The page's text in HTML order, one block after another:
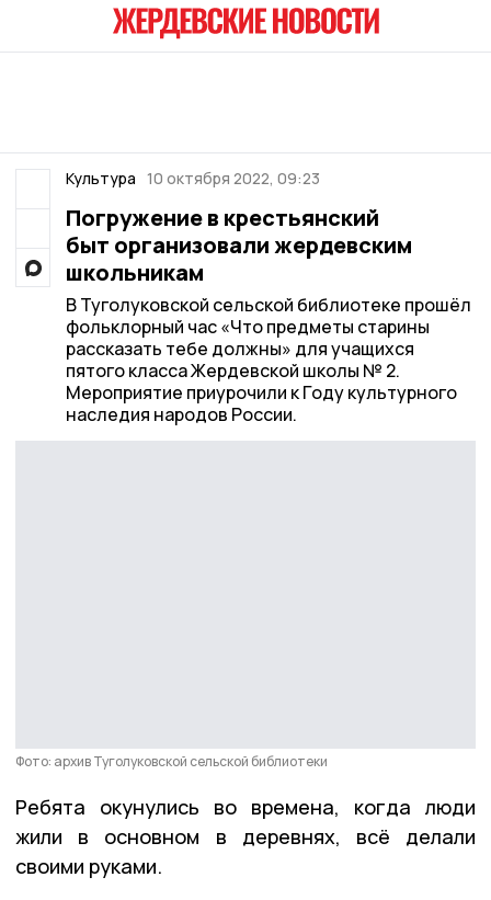
Культура 10 октября 2022, 09:23
Погружение в крестьянский
быт организовали жердевским
школьникам
В Туголуковской сельской библиотеке прошёл
фольклорный час «Что предметы старины
рассказать тебе должны» для учащихся
пятого класса Жердевской школы № 2.
Мероприятие приурочили к Году культурного
наследия народов России.
Фото: архив Туголуковской сельской библиотеки
Ребята окунулись во времена, когда люди
жили в основном в деревнях, всё делали
своими руками.